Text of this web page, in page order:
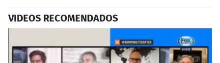
VIDEOS RECOMENDADOS